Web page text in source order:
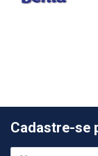
Cadastre-se